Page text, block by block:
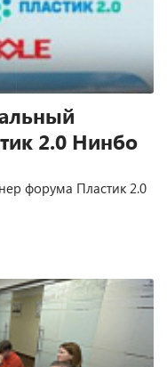
2.0 Нинбо
форума Пластик 2.0